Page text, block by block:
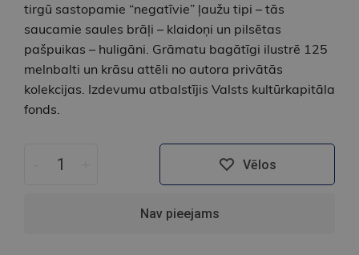
tirgū sastopamie “negatīvie” ļaužu tipi – tās
saucamie saules brāļi – klaidoņi un pilsētas
pašpuikas – huligāni. Grāmatu bagātīgi ilustrē 125
melnbalti un krāsu attēli no autora privātās
kolekcijas. Izdevumu atbalstījis Valsts kultūrkapitāla
fonds.
Vēlos
Nav pieejams